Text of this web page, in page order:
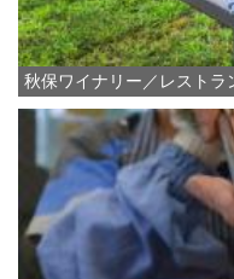
秋保ワイナリー／レストラ